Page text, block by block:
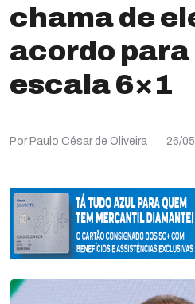
chama de
acordo para
escala 6×1
Por Paulo César de Oliveira 26/